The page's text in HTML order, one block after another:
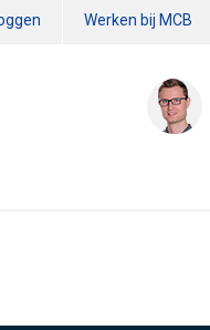
Werken bij MCB